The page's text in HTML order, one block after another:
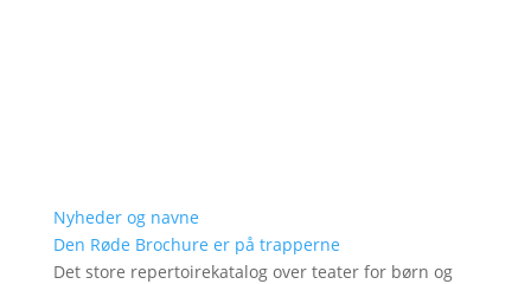
Nyheder og navne
Den Røde Brochure er på trapperne
Det store repertoirekatalog over teater for børn og